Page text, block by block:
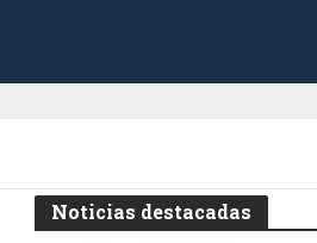
Noticias destacadas